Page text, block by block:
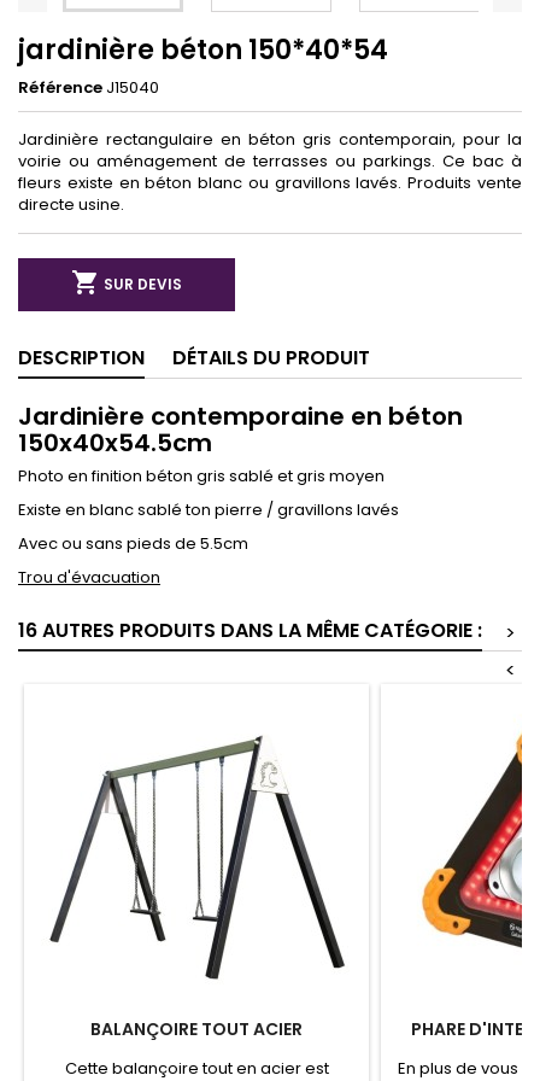
jardinière béton 150*40*54
Référence J15040
Jardinière rectangulaire en béton gris contemporain, pour la
voirie ou aménagement de terrasses ou parkings. Ce bac à
fleurs existe en béton blanc ou gravillons lavés. Produits vente
directe usine.
 SUR DEVIS
DESCRIPTION DÉTAILS DU PRODUIT
Jardinière contemporaine en béton
150x40x54.5cm
Photo en finition béton gris sablé et gris moyen
Existe en blanc sablé ton pierre / gravillons lavés
Avec ou sans pieds de 5.5cm
Trou d'évacuation
16 AUTRES PRODUITS DANS LA MÊME CATÉGORIE :
>
<
BALANÇOIRE TOUT ACIER
Cette balançoire tout en acier est
PHARE
En plus de vous